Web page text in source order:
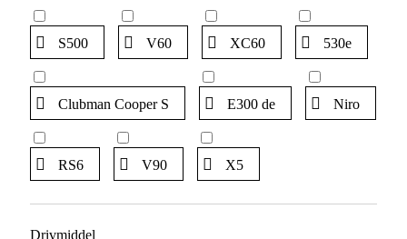
S500 V60 XC60 530e
Clubman Cooper S E300 de Niro
RS6 V90 X5
Drivmiddel